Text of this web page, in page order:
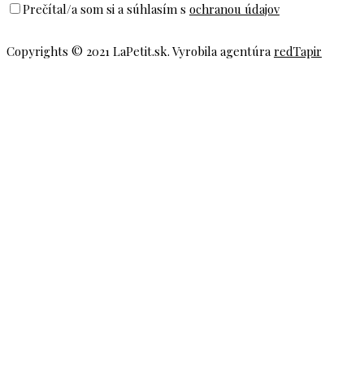
Prečítal/a som si a súhlasím s ochranou údajov
Copyrights © 2021 LaPetit.sk. Vyrobila agentúraredTapir